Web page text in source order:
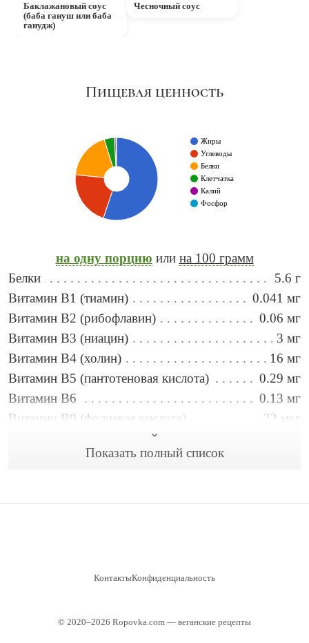
Баклажановый соус
(баба гануш или баба
ганудж)
Чесночный соус
Пищевая ценность
Жиры
Углеводы
Белки
Клетчатка
Калий
Фосфор
на одну порцию или на 100 грамм
Белки
5.6 г
Витамин B1 (тиамин)
0.041 мг
Витамин B2 (рибофлавин)
0.06 мг
Витамин B3 (ниацин)
3 мг
Витамин B4 (холин)
16 мг
Витамин B5 (пантотеновая кислота)
0.29 мг
Витамин B6
0.13 мг
Витамин B9 (фолиевая кислота)
22 мкг
Показать полный список
КонтактыКонфиденциальность
© 2020–2026 Ropovka.com — веганские рецепты